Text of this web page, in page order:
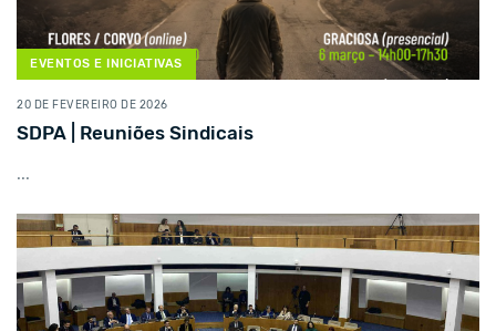
EVENTOS E INICIATIVAS
20 DE FEVEREIRO DE 2026
SDPA | Reuniões Sindicais
...